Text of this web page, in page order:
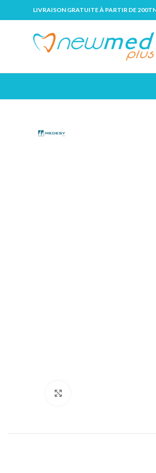
LIVRAISON GRATUITE À PARTIR DE